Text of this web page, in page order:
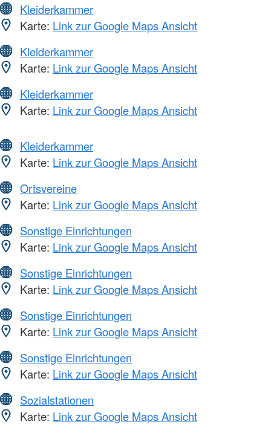
Kleiderkammer
Karte: Link zur Google Maps Ansicht
Kleiderkammer
Karte: Link zur Google Maps Ansicht
Kleiderkammer
Karte: Link zur Google Maps Ansicht
Kleiderkammer
Karte: Link zur Google Maps Ansicht
Ortsvereine
Karte: Link zur Google Maps Ansicht
Sonstige Einrichtungen
Karte: Link zur Google Maps Ansicht
Sonstige Einrichtungen
Karte: Link zur Google Maps Ansicht
Sonstige Einrichtungen
Karte: Link zur Google Maps Ansicht
Sonstige Einrichtungen
Karte: Link zur Google Maps Ansicht
Sozialstationen
Karte: Link zur Google Maps Ansicht